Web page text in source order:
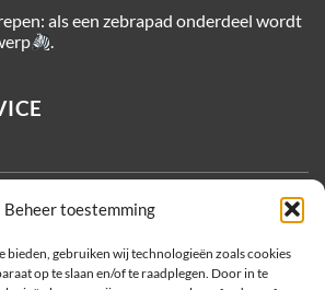
Beheer toestemming
bieden, gebruiken wij technologieën zoals cookies
op te slaan en/of te raadplegen. Door in te
als een zebrapad onderdeel wordt
.